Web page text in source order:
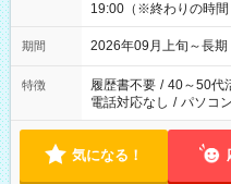
19:00（※終わりの時間
期間 2026年09月上旬～長
特徴 履歴書不要 / 40～50代
電話対応なし / パソコ
気になる！